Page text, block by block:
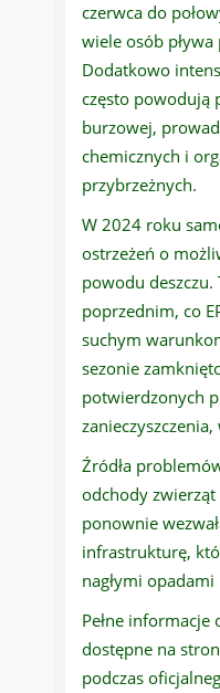
czerwca do
wiele osób pływa
Dodatkowo
często powodują
burzowej,
chemicznych i
przybrzeżnych.
W 2024 roku
ostrzeżeń o
powodu
poprzednim, co
suchym
sezonie
potwierdzonych
Źródła
odchody
ponownie
infrastrukturę,
nagłymi
Pełne
dostępne na
podczas